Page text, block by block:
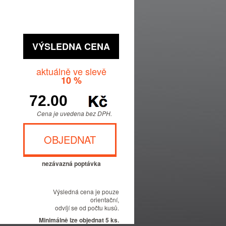
VÝSLEDNA CENA
aktuálně ve slevě
10 %
Cena je uvedena bez DPH.
OBJEDNAT
nezávazná poptávka
Výsledná cena je pouze
orientační,
odvíjí se od počtu kusů.
Minimálně lze objednat 5 ks.